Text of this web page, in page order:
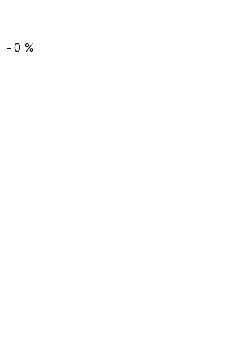
- 0 %